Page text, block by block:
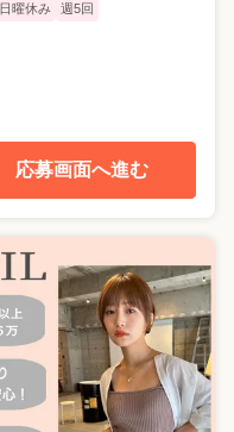
日曜休み 週5回
応募画面へ進む